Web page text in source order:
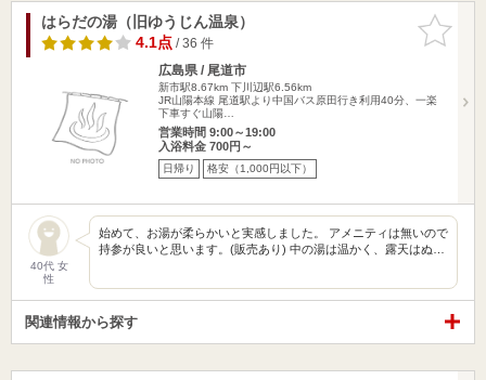
お気に入
りに追加
はらだの湯（旧ゆうじん温泉）
4.1点/ 36 件
広島県 / 尾道市
新市駅8.67km 下川辺駅6.56km
JR山陽本線 尾道駅より中国バス原田行き利用40分、一楽
下車すぐ山陽…
営業時間 9:00～19:00
入浴料金 700円～
日帰り 格安（1,000円以下）
40代 女
性
始めて、お湯が柔らかいと実感しました。 アメニティは無いので
持参が良いと思います。(販売あり) 中の湯は温かく、露天はぬ…
関連情報から探す